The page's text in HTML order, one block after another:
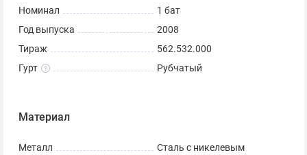
Номинал
1 бат
Год выпуска
2008
Тираж
562.532.000
Гурт
Рубчатый
Материал
Металл
Сталь с никелевым